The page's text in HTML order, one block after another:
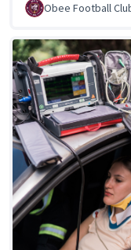
Obee Football